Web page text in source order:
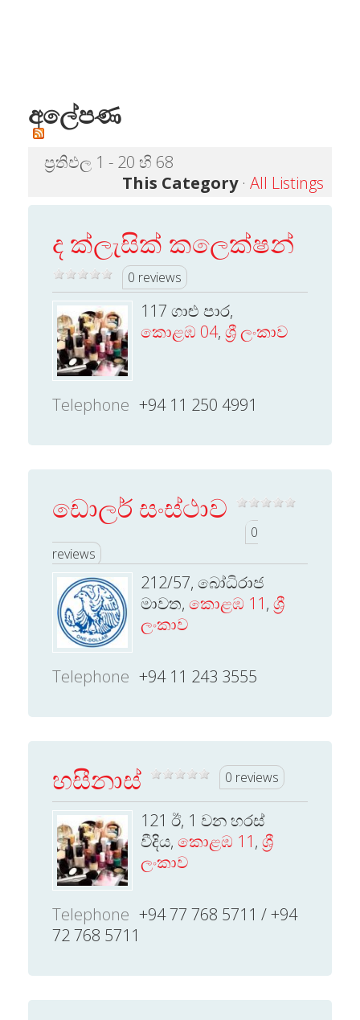
අලේපණ
ප්‍රතිඵල 1 - 20 හි 68
This Category· All Listings
ද ක්ලැසික් කලෙක්ෂන්
0 reviews
117 ගාළු පාර,
කොළඹ 04, ශ්‍රී ලංකාව
Telephone +94 11 250 4991
ඩොලර් සංස්ථාව
0
reviews
212/57, බෝධිරාජ
මාවත, කොළඹ 11, ශ්‍රී
ලංකාව
Telephone +94 11 243 3555
හසීනාස් 0 reviews
121 ඊ, 1 වන හරස්
වීදිය, කොළඹ 11, ශ්‍රී
ලංකාව
Telephone +94 77 768 5711 / +94
72 768 5711